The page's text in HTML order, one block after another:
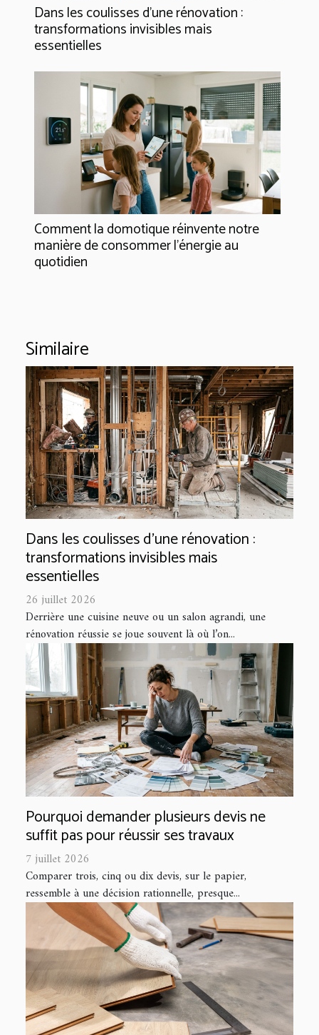
Dans les coulisses d'une rénovation :
transformations invisibles mais
essentielles
Comment la domotique réinvente notre
manière de consommer l'énergie au
quotidien
Similaire
Dans les coulisses d'une rénovation :
transformations invisibles mais
essentielles
26 juillet 2026
Derrière une cuisine neuve ou un salon agrandi, une
rénovation réussie se joue souvent là où l’on...
Pourquoi demander plusieurs devis ne
suffit pas pour réussir ses travaux
7 juillet 2026
Comparer trois, cinq ou dix devis, sur le papier,
ressemble à une décision rationnelle, presque...